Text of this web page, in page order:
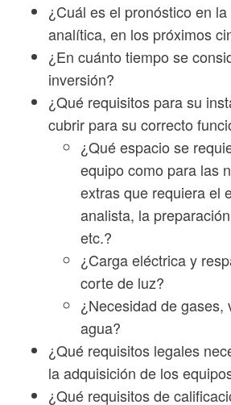
¿Cuál es el pronóstico en
analítica, en los próximos
¿En cuánto tiempo se
inversión?
¿Qué requisitos para su
cubrir para su correcto
¿Qué espacio se
equipo como para las
extras que requiera el
analista, la
etc.?
¿Carga eléctrica y
corte de luz?
¿Necesidad de gases,
agua?
¿Qué requisitos legales
la adquisición de los
¿Qué requisitos de